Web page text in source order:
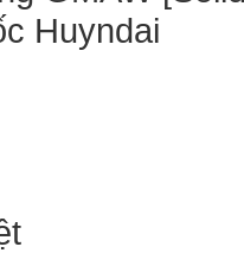
Huyndai